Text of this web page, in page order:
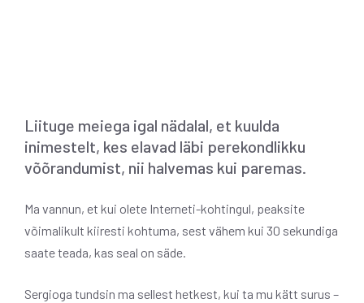
Liituge meiega igal nädalal, et kuulda
inimestelt, kes elavad läbi perekondlikku
võõrandumist, nii halvemas kui paremas.
Ma vannun, et kui olete Interneti-kohtingul, peaksite
võimalikult kiiresti kohtuma, sest vähem kui 30 sekundiga
saate teada, kas seal on säde.
Sergioga tundsin ma sellest hetkest, kui ta mu kätt surus –